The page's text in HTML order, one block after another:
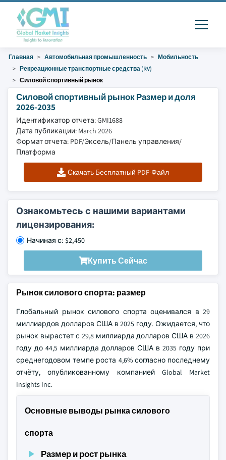
Главная Автомобильная промышленность
Мобильность
Рекреационные транспортные средства (RV)
Силовой спортивный рынок
Силовой спортивный рынок Размер и доля
2026-2035
Идентификатор отчета: GMI1688
Дата публикации: March 2026
Формат отчета: PDF/Эксель/Панель управления/
Платформа
Скачать Бесплатный PDF-Файл
Ознакомьтесь с нашими вариантами
лицензирования:
Начиная с: $2,450
Купить Сейчас
Рынок силового спорта: размер
Глобальный рынок силового спорта оценивался в 29
миллиардов долларов США в 2025 году. Ожидается, что
рынок вырастет с 29,8 миллиарда долларов США в 2026
году до 44,5 миллиарда долларов США в 2035 году при
среднегодовом темпе роста 4,6% согласно последнему
отчёту, опубликованному компанией Global Market
Insights Inc.
Основные выводы рынка силового
спорта
Размер и рост рынка